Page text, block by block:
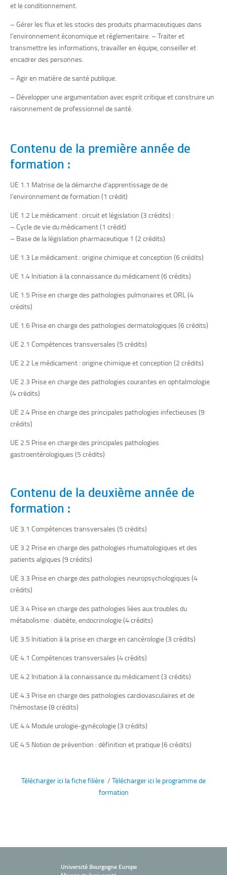
et le conditionnement.
– Gérer les flux et les stocks des produits pharmaceutiques dans
l’environnement économique et réglementaire. – Traiter et
transmettre les informations, travailler en équipe, conseiller et
encadrer des personnes.
– Agir en matière de santé publique.
– Développer une argumentation avec esprit critique et construire un
raisonnement de professionnel de santé.
Contenu de la première année de
formation :
UE 1.1 Matrise de la démarche d’apprentissage de de
l’environnement de formation (1 crédit)
UE 1.2 Le médicament : circuit et législation (3 crédits) :
– Cycle de vie du médicament (1 crédit)
– Base de la législation pharmaceutique 1 (2 crédits)
UE 1.3 Le médicament : origine chimique et conception (6 crédits)
UE 1.4 Initiation à la connaissance du médicament (6 crédits)
UE 1.5 Prise en charge des pathologies pulmonaires et ORL (4
crédits)
UE 1.6 Prise en charge des pathologies dermatologiques (6 crédits)
UE 2.1 Compétences transversales (5 crédits)
UE 2.2 Le médicament : origine chimique et conception (2 crédits)
UE 2.3 Prise en charge des pathologies courantes en ophtalmologie
(4 crédits)
UE 2.4 Prise en charge des principales pathologies infectieuses (9
crédits)
UE 2.5 Prise en charge des principales pathologies
gastroentérologiques (5 crédits)
Contenu de la deuxième année de
formation :
UE 3.1 Compétences transversales (5 crédits)
UE 3.2 Prise en charge des pathologies rhumatologiques et des
patients algiques (9 crédits)
UE 3.3 Prise en charge des pathologies neuropsychologiques (4
crédits)
UE 3.4 Prise en charge des pathologies liées aux troubles du
métabolisme : diabète, endocrinologie (4 crédits)
UE 3.5 Initiation à la prise en charge en cancérologie (3 crédits)
UE 4.1 Compétences transversales (4 crédits)
UE 4.2 Initiation à la connaissance du médicament (3 crédits)
UE 4.3 Prise en charge des pathologies cardiovasculaires et de
l’hémostase (8 crédits)
UE 4.4 Module urologie-gynécologie (3 crédits)
UE 4.5 Notion de prévention : définition et pratique (6 crédits)
Télécharger ici la fiche filière / Télécharger ici le programme de
formation
Université Bourgogne Europe